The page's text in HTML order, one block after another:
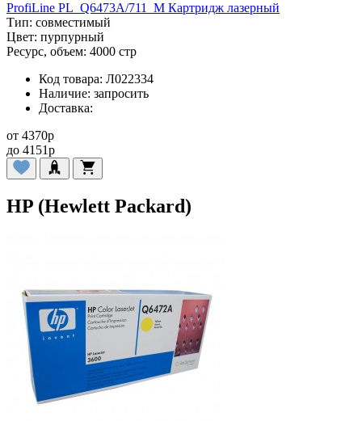
ProfiLine PL_Q6473A/711_M Картридж лазерный
Тип: совместимый
Цвет: пурпурный
Ресурс, объем: 4000 стр
Код товара: Л022334
Наличие: запросить
Доставка:
от 4370p
до 4151p
HP (Hewlett Packard)